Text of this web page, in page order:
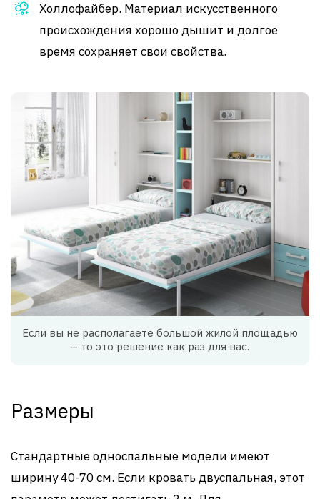
Холлофайбер. Материал искусственного
происхождения хорошо дышит и долгое
время сохраняет свои свойства.
Если вы не располагаете большой жилой площадью
– то это решение как раз для вас.
Размеры
Стандартные односпальные модели имеют
ширину 40-70 см. Если кровать двуспальная, этот